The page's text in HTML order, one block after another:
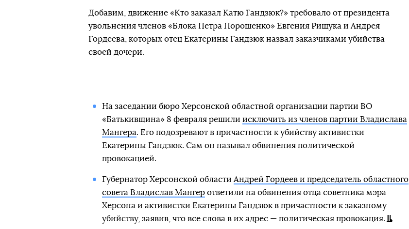
Добавим, движение «Кто заказал Катю Гандзюк?» требовало от президента
увольнения членов «Блока Петра Порошенко» Евгения Рищука и Андрея
Гордеева, которых отец Екатерины Гандзюк назвал заказчиками убийства
своей дочери.
На заседании бюро Херсонской областной организации партии ВО
«Батькивщина» 8 февраля решили исключить из членов партии Владислава
Мангера. Его подозревают в причастности к убийству активистки
Екатерины Гандзюк. Сам он называл обвинения политической
провокацией.
Губернатор Херсонской области Андрей Гордеев и председатель областного
совета Владислав Мангерответили на обвинения отца советника мэра
Херсона и активистки Екатерины Гандзюк в причастности к заказному
убийству, заявив, что все слова в их адрес — политическая провокация.